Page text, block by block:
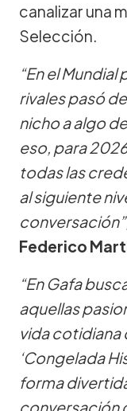
canalizar una
Selección.
“En el
rivales pasó
nicho a algo
eso, para
todas las
al siguiente
Federico
“En Gafa
aquellas
vida cotidiana
‘Congelada
forma
conversación